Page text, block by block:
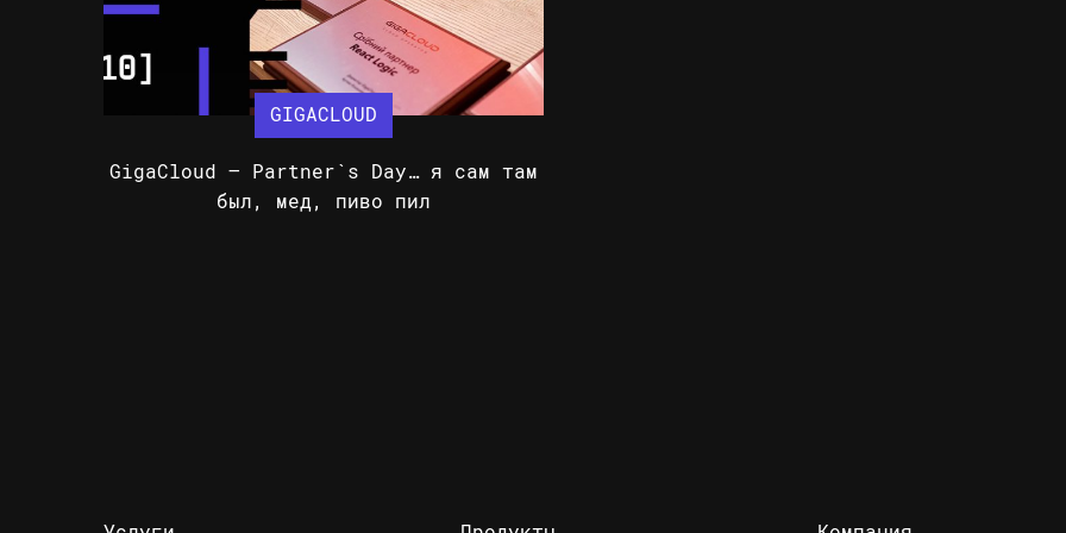
GIGACLOUD
GigaCloud – Partner`s Day… я сам там
был, мед, пиво пил